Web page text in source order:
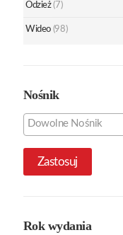
Odzież (7)
Wideo (98)
Nośnik
Zastosuj
Rok wydania